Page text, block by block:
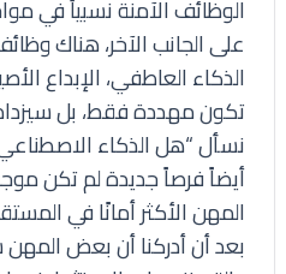
الوظائف الآمنة نسبياً في
على الجانب الآخر، هناك
الذكاء العاطفي، الإبداع
تكون مهددة فقط، بل
نسأل “هل الذكاء
أيضاً فرصاً جديدة لم تكن
المهن الأكثر أمانًا في
بعد أن أدركنا أن بعض